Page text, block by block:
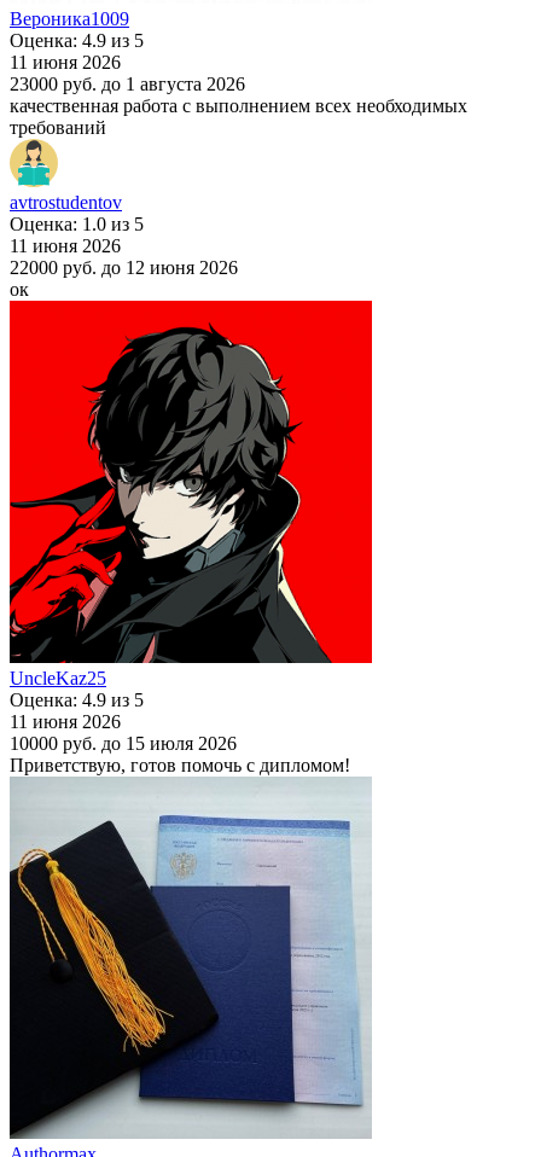
Вероника1009
Оценка: 4.9 из 5
11 июня 2026
23000 руб. до 1 августа 2026
качественная работа с выполнением всех необходимых
требований
avtrostudentov
Оценка: 1.0 из 5
11 июня 2026
22000 руб. до 12 июня 2026
ок
UncleKaz25
Оценка: 4.9 из 5
11 июня 2026
10000 руб. до 15 июля 2026
Приветствую, готов помочь с дипломом!